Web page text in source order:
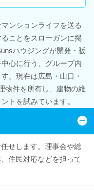
ンションライフを送る
ことをスローガンに掲
ハウジングが開発・販
心に行う、グループ内
。現在は広島・山口・
物件を所有し、建物の維
トを試みています。
せします。理事会や総
住民対応などを担って